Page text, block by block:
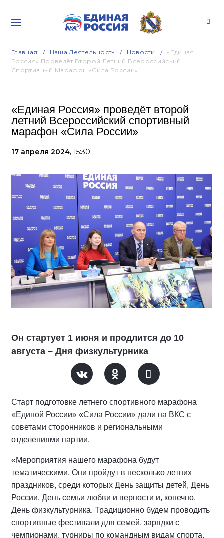
Главная Наша Деятельность Новости
«Единая
Россия» Проведёт Второй Летний Всероссийский
Спортивный Марафон «Сила России»
«Единая Россия» проведёт второй
летний Всероссийский спортивный
марафон «Сила России»
17 апреля 2024, 15:30
Он стартует 1 июня и продлится до 10
августа – Дня физкультурника
Старт подготовке летнего спортивного марафона
«Единой России» «Сила России» дали на ВКС с
советами сторонников и региональными
отделениями партии.
«Мероприятия нашего марафона будут
тематическими. Они пройдут в несколько летних
праздников, среди которых День защиты детей, День
России, День семьи любви и верности и, конечно,
День физкультурника. Традиционно будем проводить
спортивные фестивали для семей, зарядки с
чемпионами, турниры по командным видам спорта.